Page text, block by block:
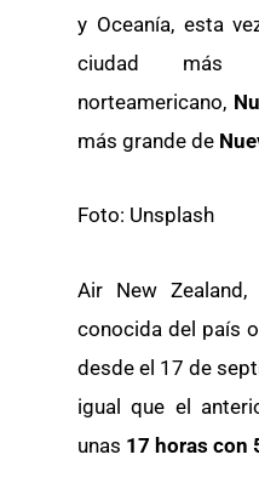
y Oceanía, esta
ciudad más
norteamericano,
más grande de
Foto: Unsplash
Air New
conocida del país
desde el 17 de
igual que el
unas 17 horas con